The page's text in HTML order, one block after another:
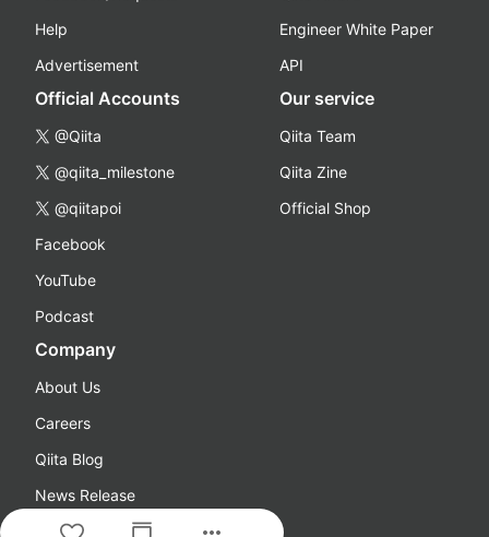
Help
Advertisement
Engineer White Paper
API
Official Accounts
@Qiita
@qiita_milestone
@qiitapoi
Facebook
YouTube
Podcast
Our service
Qiita Team
Qiita Zine
Official Shop
Company
About Us
Careers
Qiita Blog
News Release